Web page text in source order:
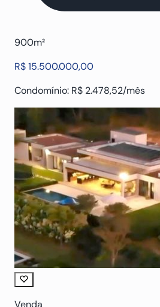
900m²
R$ 15.500.000,00
Condomínio: R$ 2.478,52/mês
Venda